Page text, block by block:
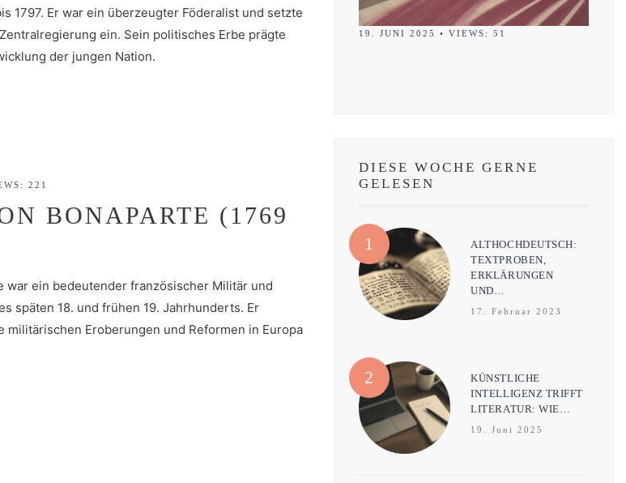
1797. Er war ein überzeugter Föderalist und setzte
ein. Sein politisches Erbe prägte
der jungen Nation.
221
BONAPARTE (1769
war ein bedeutender französischer Militär und
späten 18. und frühen 19. Jahrhunderts. Er
militärischen Eroberungen und Reformen in Europa
19. JUNI 2025 • VIEWS: 51
DIESE WOCHE GERNE
GELESEN
ALTHOCHDEUTSCH:
TEXTPROBEN,
ERKLÄRUNGEN
UND…
17. Februar 2023
KÜNSTLICHE
INTELLIGENZ TRIFFT
LITERATUR: WIE…
19. Juni 2025